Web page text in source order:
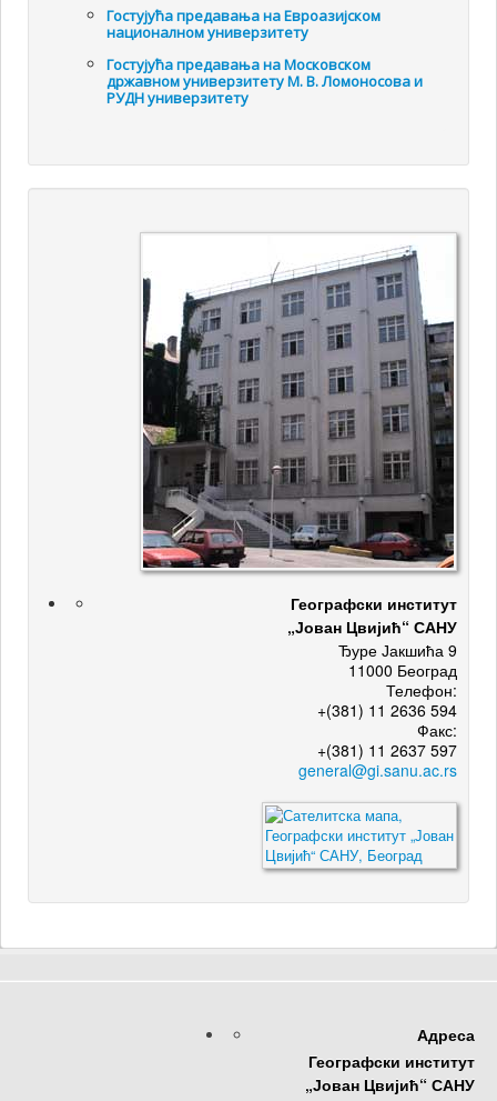
Гостујућа предавања на Евроазијском
националном универзитету
Гостујућа предавања на Московском
државном универзитету М. В. Ломоносова и
РУДН универзитету
Географски институт
„Јован Цвијић“ САНУ
Ђуре Јакшића 9
11000 Београд
Телефон:
+(381) 11 2636 594
Факс:
+(381) 11 2637 597
Адреса
Географски институт
„Јован Цвијић“ САНУ